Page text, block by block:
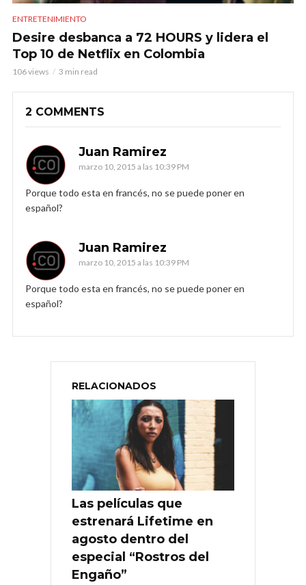
ENTRETENIMIENTO
Desire desbanca a 72 HOURS y lidera el
Top 10 de Netflix en Colombia
106 views 3 min read
2 COMMENTS
Juan Ramirez
marzo 10, 2015 a las 10:39 PM
Porque todo esta en francés, no se puede poner en
español?
Juan Ramirez
marzo 10, 2015 a las 10:39 PM
Porque todo esta en francés, no se puede poner en
español?
RELACIONADOS
Las películas que
estrenará Lifetime en
agosto dentro del
especial “Rostros del
Engaño”